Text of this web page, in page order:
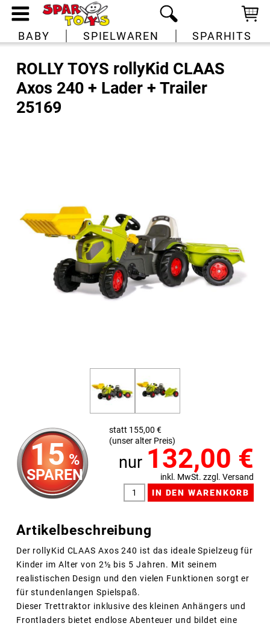
BABY SPIELWAREN SPARHITS
ROLLY TOYS rollyKid CLAAS
Axos 240 + Lader + Trailer
25169
15 %
SPAREN
statt 155,00 €
(unser alter Preis)
nur 132,00 €
inkl. MwSt. zzgl. Versand
Artikelbeschreibung
Der rollyKid CLAAS Axos 240 ist das ideale Spielzeug für
Kinder im Alter von 2½ bis 5 Jahren. Mit seinem
realistischen Design und den vielen Funktionen sorgt er
für stundenlangen Spielspaß.
Dieser Trettraktor inklusive des kleinen Anhängers und
Frontladers bietet endlose Abenteuer und bildet eine